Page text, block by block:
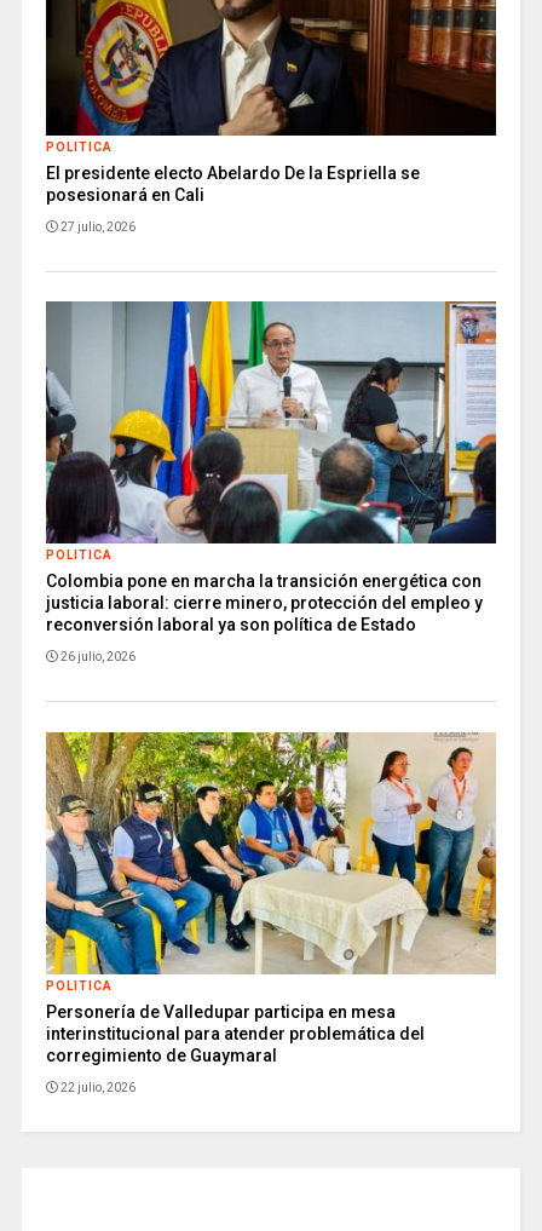
POLITICA
El presidente electo Abelardo De la Espriella se
posesionará en Cali
27 julio, 2026
POLITICA
Colombia pone en marcha la transición energética con
justicia laboral: cierre minero, protección del empleo y
reconversión laboral ya son política de Estado
26 julio, 2026
POLITICA
Personería de Valledupar participa en mesa
interinstitucional para atender problemática del
corregimiento de Guaymaral
22 julio, 2026